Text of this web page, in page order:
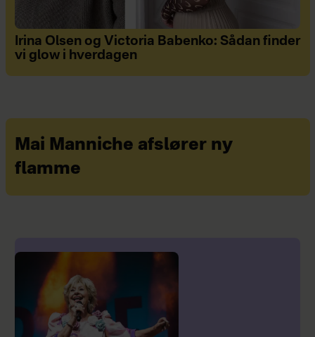
Irina Olsen og Victoria Babenko: Sådan finder
vi glow i hverdagen
Mai Manniche afslører ny
flamme